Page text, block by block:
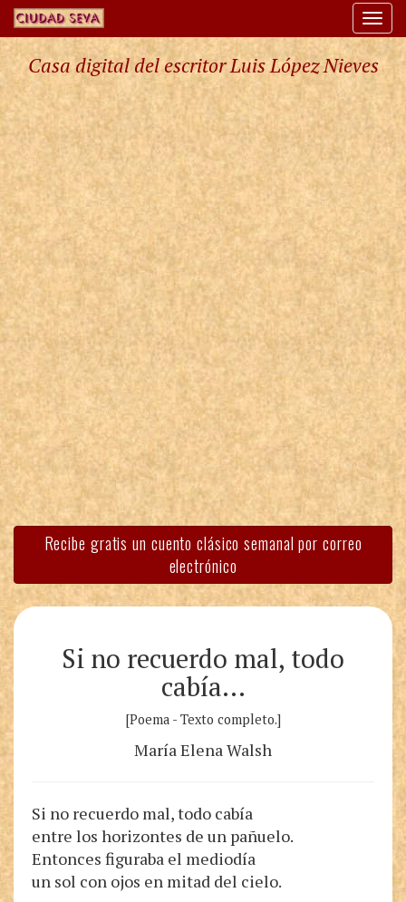
Casa digital del escritor Luis López Nieves
Recibe gratis un cuento clásico semanal por correo
electrónico
Si no recuerdo mal, todo
cabía…
[Poema - Texto completo.]
María Elena Walsh
Si no recuerdo mal, todo cabía
entre los horizontes de un pañuelo.
Entonces figuraba el mediodía
un sol con ojos en mitad del cielo.